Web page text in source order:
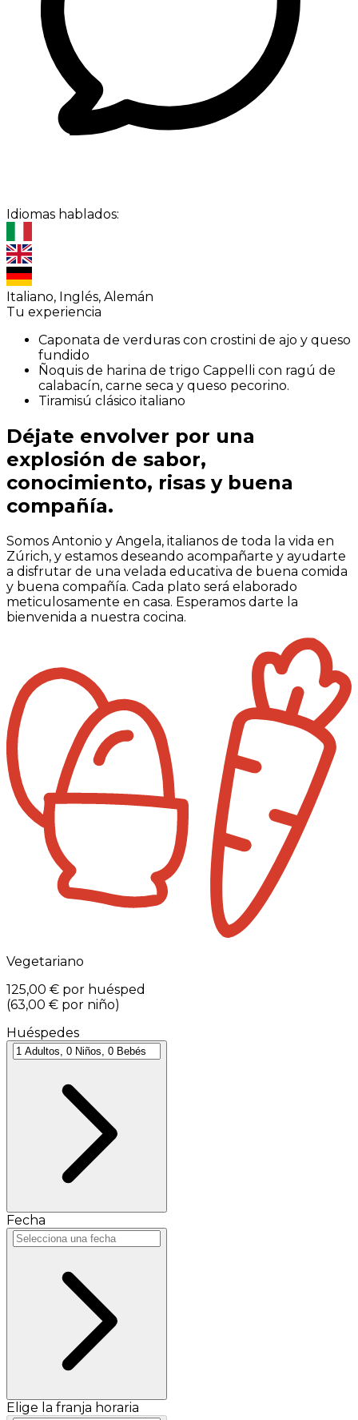
Idiomas hablados:
Italiano, Inglés, Alemán
Tu experiencia
Caponata de verduras con crostini de ajo y queso
fundido
Ñoquis de harina de trigo Cappelli con ragú de
calabacín, carne seca y queso pecorino.
Tiramisú clásico italiano
Déjate envolver por una
explosión de sabor,
conocimiento, risas y buena
compañía.
Somos Antonio y Angela, italianos de toda la vida en
Zúrich, y estamos deseando acompañarte y ayudarte
a disfrutar de una velada educativa de buena comida
y buena compañía. Cada plato será elaborado
meticulosamente en casa. Esperamos darte la
bienvenida a nuestra cocina.
Vegetariano
125,00 € por huésped
(63,00 € por niño)
Huéspedes
Fecha
Elige la franja horaria